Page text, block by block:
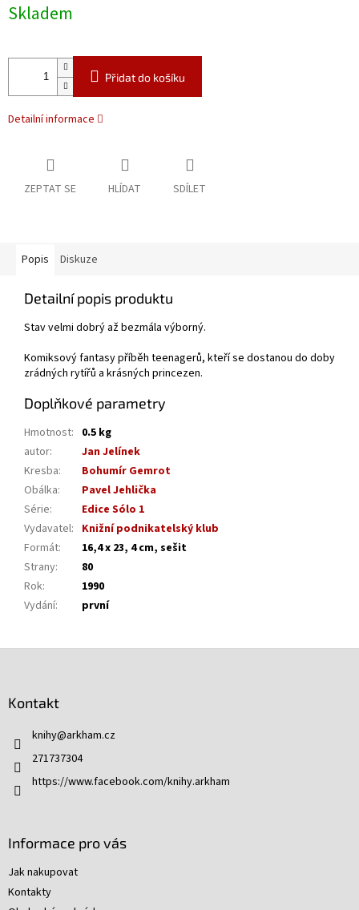
cena:
Skladem
Přidat do košíku
Detailní informace
ZEPTAT SE HLÍDAT SDÍLET
Popis Diskuze
Detailní popis produktu
Stav velmi dobrý až bezmála výborný.
Komiksový fantasy příběh teenagerů, kteří se dostanou do doby
zrádných rytířů a krásných princezen.
Doplňkové parametry
Hmotnost: 0.5 kg
autor:
Jan Jelínek
Kresba:
Bohumír Gemrot
Obálka:
Pavel Jehlička
Série:
Edice Sólo 1
Vydavatel: Knižní podnikatelský klub
Formát:
16,4 x 23, 4 cm, sešit
Strany:
80
Rok:
1990
Vydání: první
Kontakt
knihy@arkham.cz
271737304
https://www.facebook.com/knihy.arkham
Informace pro vás
Jak nakupovat
Kontakty